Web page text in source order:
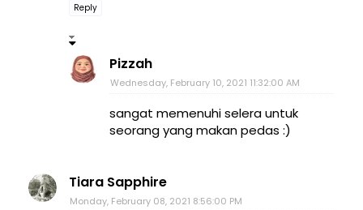
Reply
Pizzah
Wednesday, February 10, 2021 11:32:00 AM
sangat memenuhi selera untuk
seorang yang makan pedas :)
Tiara Sapphire
Monday, February 08, 2021 8:56:00 PM